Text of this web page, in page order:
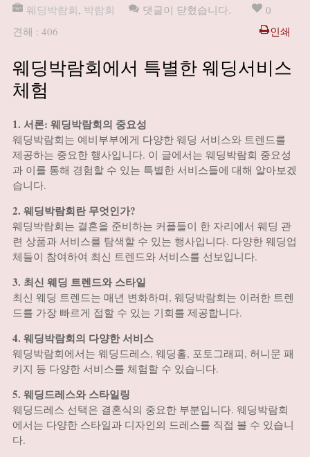
웨딩박람회, 박람회 댓글이 닫혔습니다.
0
견해 : 406
인쇄
웨딩박람회에서 특별한 웨딩서비스
체험
1. 서론: 웨딩박람회의 중요성
웨딩박람회는 예비부부에게 다양한 웨딩 서비스와 트렌드를
제공하는 중요한 행사입니다. 이 글에서는 웨딩박람회 중요성
과 이를 통해 경험할 수 있는 특별한 서비스들에 대해 알아보겠
습니다.
2. 웨딩박람회란 무엇인가?
웨딩박람회는 결혼을 준비하는 커플들이 한 자리에서 웨딩 관
련 상품과 서비스를 탐색할 수 있는 행사입니다. 다양한 웨딩업
체들이 참여하여 최신 트렌드와 서비스를 선보입니다.
3. 최신 웨딩 트렌드와 스타일
최신 웨딩 트렌드는 매년 변화하며, 웨딩박람회는 이러한 트렌
드를 가장 빠르게 접할 수 있는 기회를 제공합니다.
4. 웨딩박람회의 다양한 서비스
웨딩박람회에서는 웨딩드레스, 웨딩홀, 포토그래피, 허니문 패
키지 등 다양한 서비스를 체험할 수 있습니다.
5. 웨딩드레스와 스타일링
웨딩드레스 선택은 결혼식의 중요한 부분입니다. 웨딩박람회
에서는 다양한 스타일과 디자인의 드레스를 직접 볼 수 있습니
다.